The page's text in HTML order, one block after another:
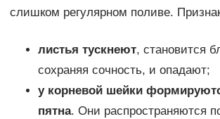
слишком регулярном поливе.
листья тускнеют, становится
сохраняя сочность, и опадают;
у корневой шейки
пятна. Они распространяются